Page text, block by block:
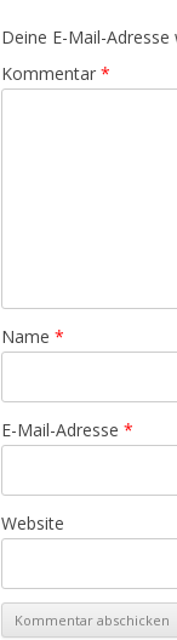
Deine E-Mail-
Kommentar *
Name *
E-Mail-Adresse *
Website